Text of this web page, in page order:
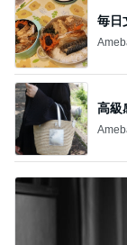
毎日
高級